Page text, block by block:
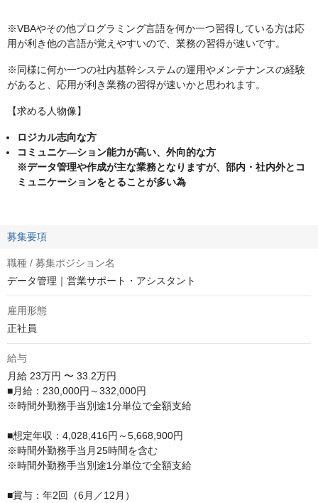
※VBAやその他プログラミング言語を何か一つ習得している方は応
用が利き他の言語が覚えやすいので、業務の習得が速いです。
※同様に何か一つの社内基幹システムの運用やメンテナンスの経験
があると、応用が利き業務の習得が速いかと思われます。
【求める人物像】
ロジカル志向な方
コミュニケ―ション能力が高い、外向的な方
※データ管理や作成が主な業務となりますが、部内・社内外とコ
ミュニケーションをとることが多い為
募集要項
職種 / 募集ポジション名
データ管理｜営業サポート・アシスタント
雇用形態
正社員
給与
月給 23万円 〜 33.2万円
■月給：230,000円～332,000円
※時間外勤務手当別途1分単位で全額支給
■想定年収：4,028,416円～5,668,900円
※時間外勤務手当月25時間を含む
※時間外勤務手当別途1分単位で全額支給
■賞与：年2回（6月／12月）